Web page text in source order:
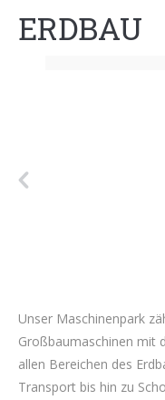
ERDBAU
Unser Maschinenpark
Großbaumaschinen mit
allen Bereichen des
Transport bis hin zu